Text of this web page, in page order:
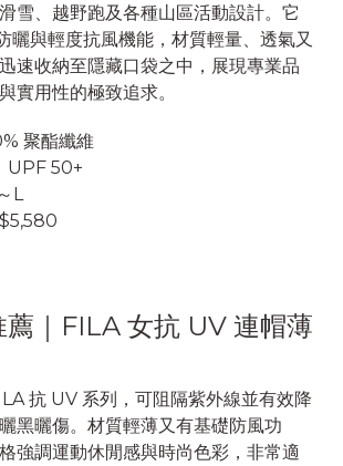
雪、越野跑及各種山區活動設計。它
曬與輕度抗風機能，材質輕量、透氣又
速收納至隱藏口袋之中，展現專業品
實用性的極致追求。
聚酯纖維
UPF 50+
L
薦｜FILA 女抗 UV 連帽薄
抗 UV 系列，可阻隔紫外線並有效降
黑曬傷。材質輕薄又有基礎防風功
強調運動休閒感與時尚色彩，非常適